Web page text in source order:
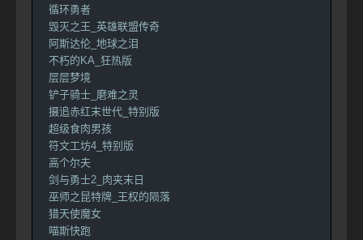
循环勇者
毁灭之王_英雄联盟传奇
阿斯达伦_地球之泪
不朽的KA_狂热版
层层梦境
铲子骑士_磨难之灵
摄追赤红末世代_特别版
超级食肉男孩
符文工坊4_特别版
高个尔夫
剑与勇士2_肉夹末日
巫师之昆特牌_王权的陨落
猎天使魔女
喵斯快跑